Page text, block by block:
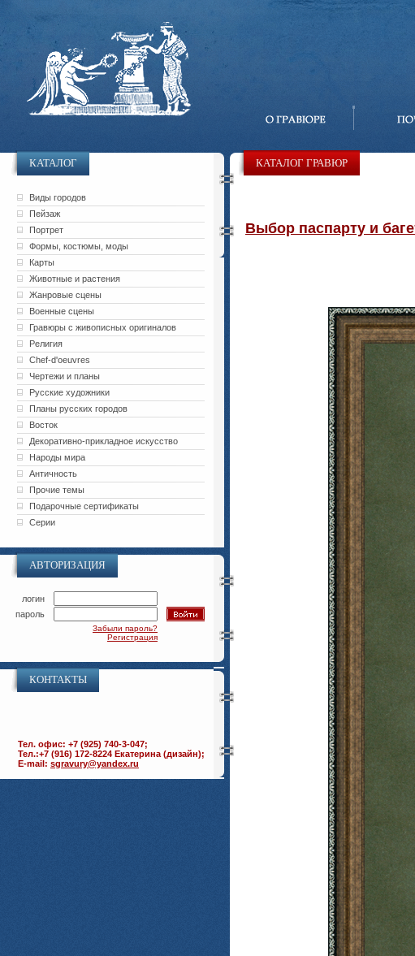
КАТАЛОГ
Виды городов
Пейзаж
Портрет
Формы, костюмы, моды
Карты
Животные и растения
Жанровые сцены
Военные сцены
Гравюры с живописных оригиналов
Религия
Chef-d'oeuvres
Чертежи и планы
Русские художники
Планы русских городов
Восток
Декоративно-прикладное искусство
Народы мира
Античность
Прочие темы
Подарочные сертификаты
Серии
АВТОРИЗАЦИЯ
логин
пароль
Забыли пароль?
Регистрация
КОНТАКТЫ
Тел. офис: +7 (925) 740-3-047;
Тел.:+7 (916) 172-8224 Екатерина (дизайн);
E-mail: sgravury@yandex.ru
КАТАЛОГ ГРАВЮР
Выбор паспарту и